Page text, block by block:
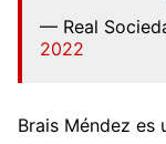
— Real
2022
Brais Méndez es